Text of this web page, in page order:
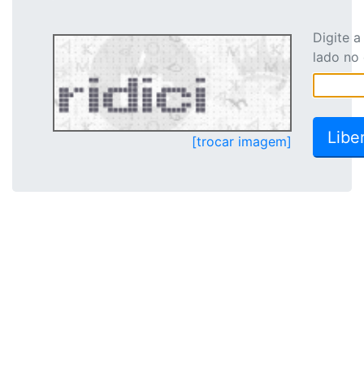
[trocar imagem]
Digite
lado no